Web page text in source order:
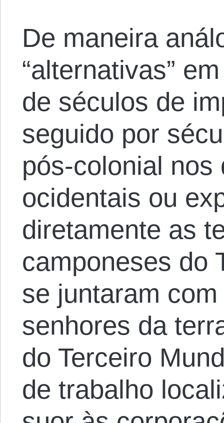
De maneira
“alternativas”
de séculos de
seguido por
pós-colonial
ocidentais ou
diretamente as
camponeses do
se juntaram
senhores da
do Terceiro
de trabalho